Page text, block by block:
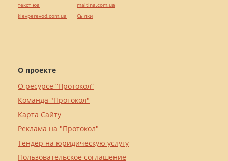
О проекте
О ресурсе “Протокол”
Команда "Протокол"
Карта Сайту
Реклама на "Протокол"
Тендер на юридическую услугу
Пользовательское соглашение
текст юа
kievperevod.com.ua
maltina.com.ua
Cылки